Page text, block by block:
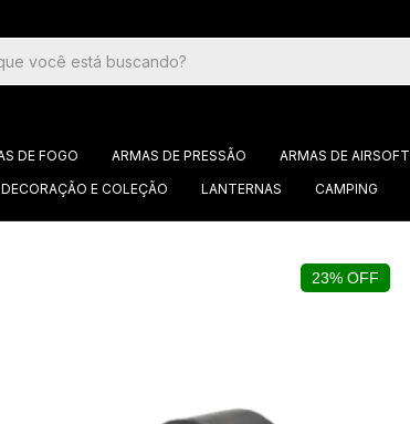
DE FOGO ARMAS DE PRESSÃO ARMAS DE AIRSOFT
DECORAÇÃO E COLEÇÃO LANTERNAS CAMPING
23% OFF